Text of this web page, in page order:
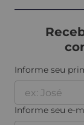
Para
O limpador
usado em
também é
Informe seu
Informe seu e-